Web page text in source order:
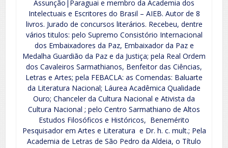
Assunção|Paraguai e membro da Academia dos
Intelectuais e Escritores do Brasil – AIEB. Autor de 8
livros. Jurado de concursos literários. Recebeu, dentre
vários titulos: pelo Supremo Consistório Internacional
dos Embaixadores da Paz, Embaixador da Paz e
Medalha Guardião da Paz e da Justiça; pela Real Ordem
dos Cavaleiros Sarmathianos, Benfeitor das Ciências,
Letras e Artes; pela FEBACLA: as Comendas: Baluarte
da Literatura Nacional; Láurea Acadêmica Qualidade
Ouro; Chanceler da Cultura Nacional e Ativista da
Cultura Nacional ; pelo Centro Sarmathiano de Altos
Estudos Filosóficos e Históricos, Benemérito
Pesquisador em Artes e Literatura e Dr. h. c. mult.; Pela
Academia de Letras de São Pedro da Aldeia, o Título